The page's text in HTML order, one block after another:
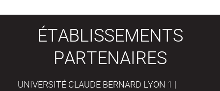
ÉTABLISSEMENTS
PARTENAIRES
UNIVERSITÉ CLAUDE BERNARD LYON 1 |